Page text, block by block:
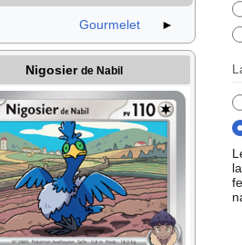
Gourmelet ►
Nigosier de Nabil